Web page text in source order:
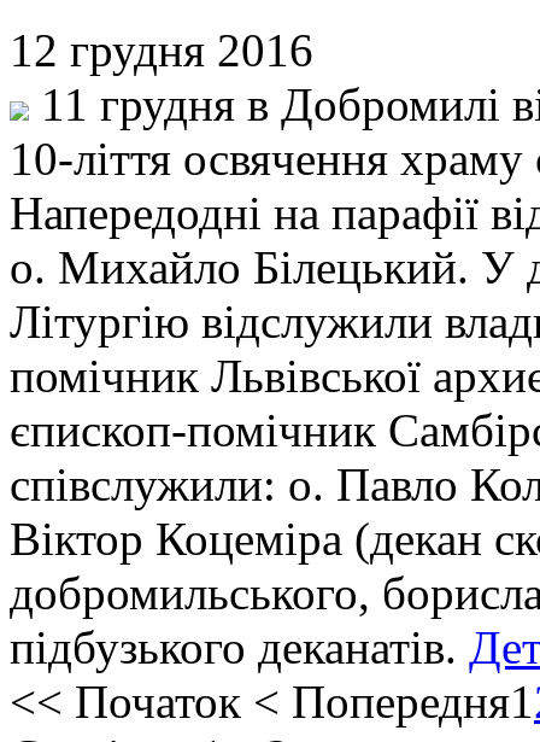
12 грудня 2016
11 грудня в Добромилі
10-ліття освячення
Напередодні на парафії
о. Михайло Білецький. У
Літургію відслужили
помічник Львівської
єпископ-помічник
співслужили: о. Павло
Віктор Коцеміра (декан
добромильського,
підбузького деканатів.
<< Початок < Попередня1